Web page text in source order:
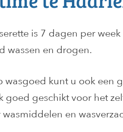
is 7 dagen per
wassen en drogen.
wasgoed kunt u ook een
goed geschikt voor het
en